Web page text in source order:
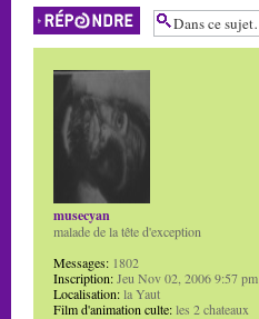
Répondre
musecyan
malade de la tête d'exception
Messages: 1802
Inscription:Jeu Nov 02, 2006 9:57 pm
Localisation:la Yaut
Film d'animation culte:les 2 chateaux